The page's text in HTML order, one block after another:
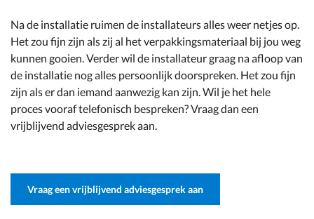
Na de installatie ruimen de installateurs alles weer netjes op.
Het zou fijn zijn als zij al het verpakkingsmateriaal bij jou weg
kunnen gooien. Verder wil de installateur graag na afloop van
de installatie nog alles persoonlijk doorspreken. Het zou fijn
zijn als er dan iemand aanwezig kan zijn. Wil je het hele
proces vooraf telefonisch bespreken? Vraag dan een
vrijblijvend adviesgesprek aan.
Vraag een vrijblijvend adviesgesprek aan